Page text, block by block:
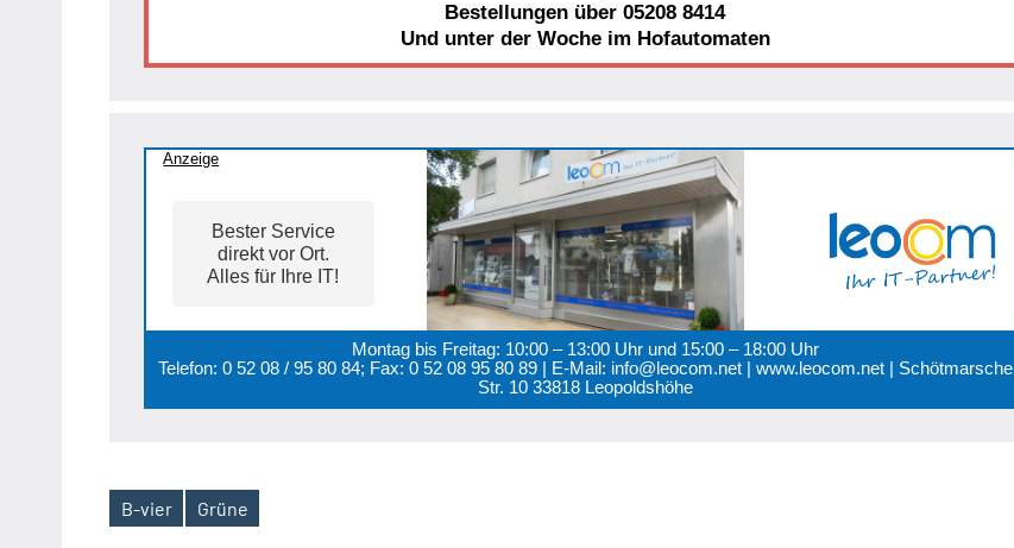
Bestellungen über 05208 8414
Und unter der Woche im Hofautomaten
Anzeige
Bester Service
direkt vor Ort.
Alles für Ihre IT!
Montag bis Freitag: 10:00 – 13:00 Uhr und 15:00 – 18:00 Uhr
Telefon: 0 52 08 / 95 80 84; Fax: 0 52 08 95 80 89 | E-Mail: info@leocom.net | www.leocom.net | Schötmarsche
Str. 10 33818 Leopoldshöhe
Schlagwörter
B-vier Grüne